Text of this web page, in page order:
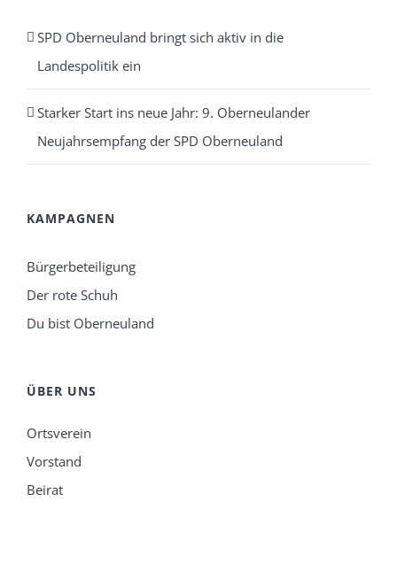
SPD Oberneuland bringt sich aktiv in die
Landespolitik ein
Starker Start ins neue Jahr: 9. Oberneulander
Neujahrsempfang der SPD Oberneuland
KAMPAGNEN
Bürgerbeteiligung
Der rote Schuh
Du bist Oberneuland
ÜBER UNS
Ortsverein
Vorstand
Beirat